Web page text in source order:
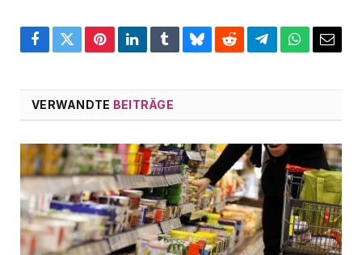
Facebook
TwitterPinterestLinkedInTumblrBlueskyRedditTelegramWhatsApp
Email
VERWANDTE BEITRÄGE